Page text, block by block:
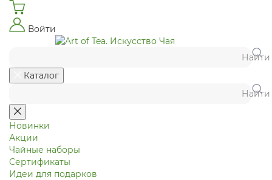
Войти
Найти
Каталог
Найти
Новинки
Акции
Чайные наборы
Сертификаты
Идеи для подарков